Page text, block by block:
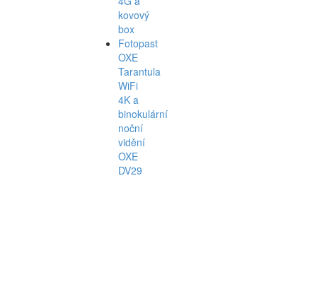
kovový
box
Fotopast
OXE
Tarantula
WiFi
4K a
binokulární
noční
vidění
OXE
DV29